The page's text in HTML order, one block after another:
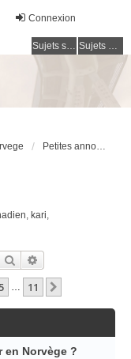
Connexion
Sujets sans réponse Sujets actifs
Petites annonces
, kari,
Rechercher
… 11
en Norvège ?